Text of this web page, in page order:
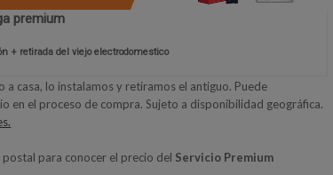
premium
+ retirada del viejo electrodomestico
a casa, lo instalamos y retiramos el antiguo. Puede
en el proceso de compra. Sujeto a disponibilidad geográfica.
para conocer el precio del Servicio Premium